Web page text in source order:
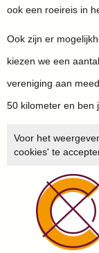
ook een roeireis in
Ook zijn er
kiezen we een
vereniging aan
50 kilometer en ben
Voor het
cookies' te